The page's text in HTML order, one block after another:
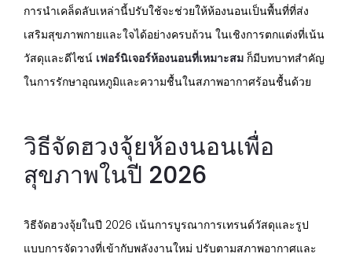
การนำเคล็ดลับเหล่านี้ปรับใช้จะช่วยให้ห้องนอนเป็นพื้นที่ที่ส่ง
เสริมสุขภาพกายและใจได้อย่างครบถ้วน ในเชิงการตกแต่งที่เน้น
วัสดุและดีไซน์ เฟอร์นิเจอร์ห้องนอนที่เหมาะสม ก็มีบทบาทสำคัญ
ในการรักษาอุณหภูมิและความชื้นในสภาพอากาศร้อนชื้นด้วย
วิธีจัดฮวงจุ้ยห้องนอนเพื่อ
สุขภาพในปี 2026
วิธีจัดฮวงจุ้ยในปี 2026 เน้นการบูรณาการเทรนด์วัสดุและรูป
แบบการจัดวางที่เข้ากับพลังงานใหม่ ปรับตามสภาพอากาศและ